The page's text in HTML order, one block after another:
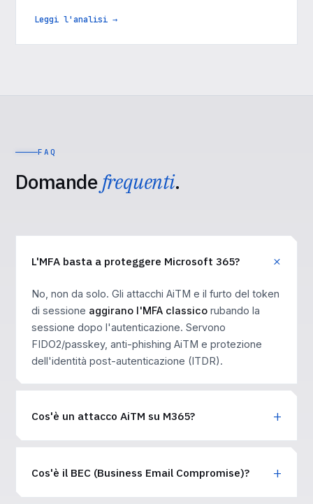
Leggi l'analisi →
FAQ
Domandefrequenti.
L'MFA basta a proteggere Microsoft 365?
No, non da solo. Gli attacchi AiTM e il furto del token
di sessione aggirano l'MFA classico rubando la
sessione dopo l'autenticazione. Servono
FIDO2/passkey, anti-phishing AiTM e protezione
dell'identità post-autenticazione (ITDR).
Cos'è un attacco AiTM su M365?
Cos'è il BEC (Business Email Compromise)?